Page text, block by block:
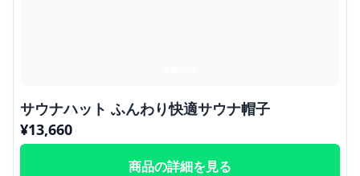
サウナハット ふんわり快適サウナ帽子
¥13,660
商品の詳細を見る